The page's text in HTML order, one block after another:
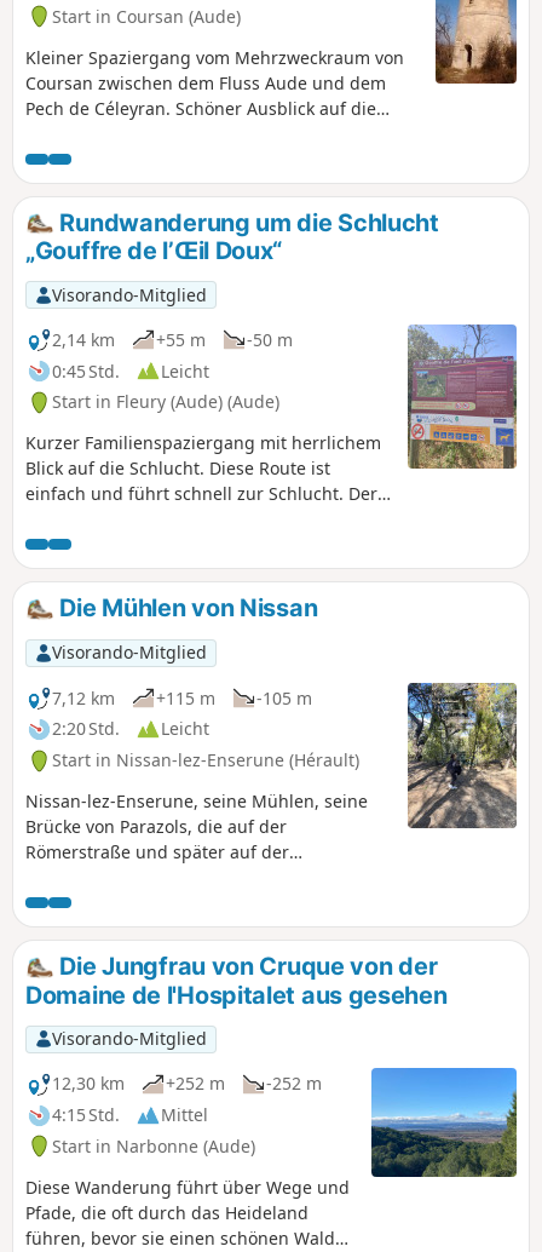
Start in Coursan (Aude)
Kleiner Spaziergang vom Mehrzweckraum von
Coursan zwischen dem Fluss Aude und dem
Pech de Céleyran. Schöner Ausblick auf die
vom höchsten Punkt aus. Vorbeikommen an der
Mühle von Pech.
Rundwanderung um die Schlucht
„Gouffre de l’Œil Doux“
Visorando-Mitglied
2,14 km
+55 m
-50 m
0:45 Std.
Leicht
Start in Fleury (Aude) (Aude)
Kurzer Familienspaziergang mit herrlichem
Blick auf die Schlucht. Diese Route ist
einfach und führt schnell zur Schlucht. Der
einen weiteren Weg (mit Stufen) kann man
sogar hinabsteigen.
Die Mühlen von Nissan
Visorando-Mitglied
7,12 km
+115 m
-105 m
2:20 Std.
Leicht
Start in Nissan-lez-Enserune (Hérault)
Nissan-lez-Enserune, seine Mühlen, seine
Brücke von Parazols, die auf der
Römerstraße und später auf der
Gegend mit weitem Panorama, das von den
Bergen (Caroux, Montagne Noire) bis zum
Mittelmeer reicht.
Die Jungfrau von Cruque von der
Domaine de l'Hospitalet aus gesehen
Visorando-Mitglied
12,30 km
+252 m
-252 m
4:15 Std.
Mittel
Start in Narbonne (Aude)
Diese Wanderung führt über Wege und
Pfade, die oft durch das Heideland
führen, bevor sie einen schönen Wald